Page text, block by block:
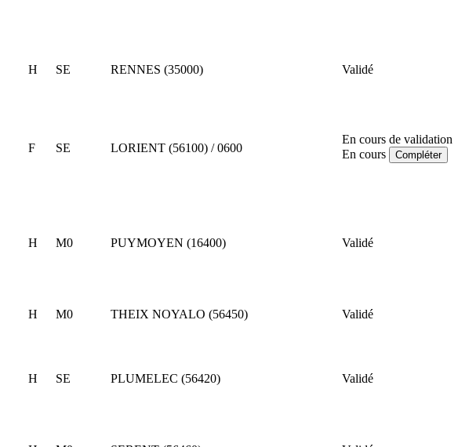
H SE RENNES (35000) Validé
F SE LORIENT (56100) / 0600
En cours de validation
En cours
Compléter
H M0 PUYMOYEN (16400) Validé
H M0 THEIX NOYALO (56450) Validé
H SE PLUMELEC (56420) Validé